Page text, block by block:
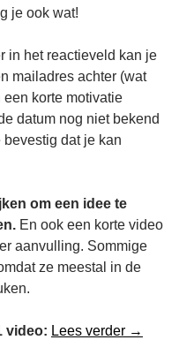
je ook wat!
in het reactieveld kan je
mailadres achter (wat
korte motivatie
datum nog niet bekend
dat je kan
om een idee te
En ook een korte video
aanvulling. Sommige
ze meestal in de
video: Lees verder Eten
→